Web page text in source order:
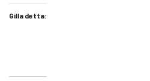
Gilla detta: